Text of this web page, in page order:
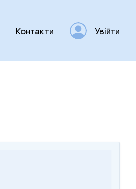
Контакти Увійти